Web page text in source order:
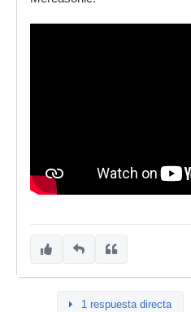
1 respuesta directa